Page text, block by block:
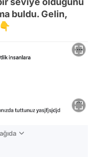
buldu. Gelin,